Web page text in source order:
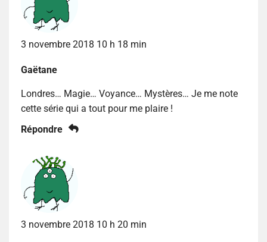
3 novembre 2018 10 h 18 min
Gaëtane
Londres… Magie… Voyance… Mystères… Je me note
cette série qui a tout pour me plaire !
Répondre
3 novembre 2018 10 h 20 min